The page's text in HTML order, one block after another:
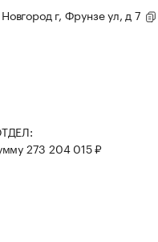
г, Фрунзе ул, д 7
273 204 015 ₽